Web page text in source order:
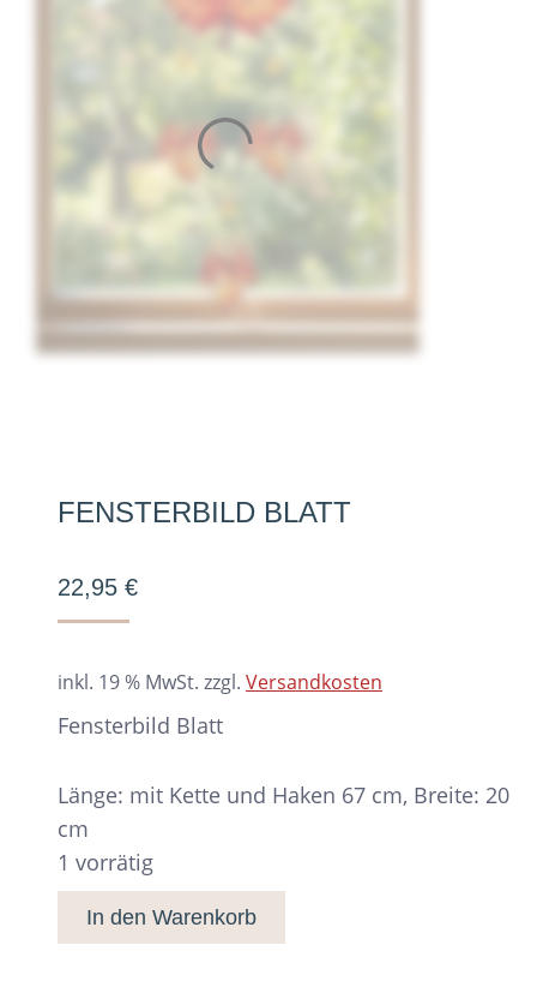
FENSTERBILD BLATT
22,95 €
inkl. 19 % MwSt. zzgl. Versandkosten
Fensterbild Blatt
Länge: mit Kette und Haken 67 cm, Breite: 20
cm
1 vorrätig
In den Warenkorb